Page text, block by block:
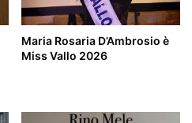
Maria Rosaria D’Ambrosio è
Miss Vallo 2026